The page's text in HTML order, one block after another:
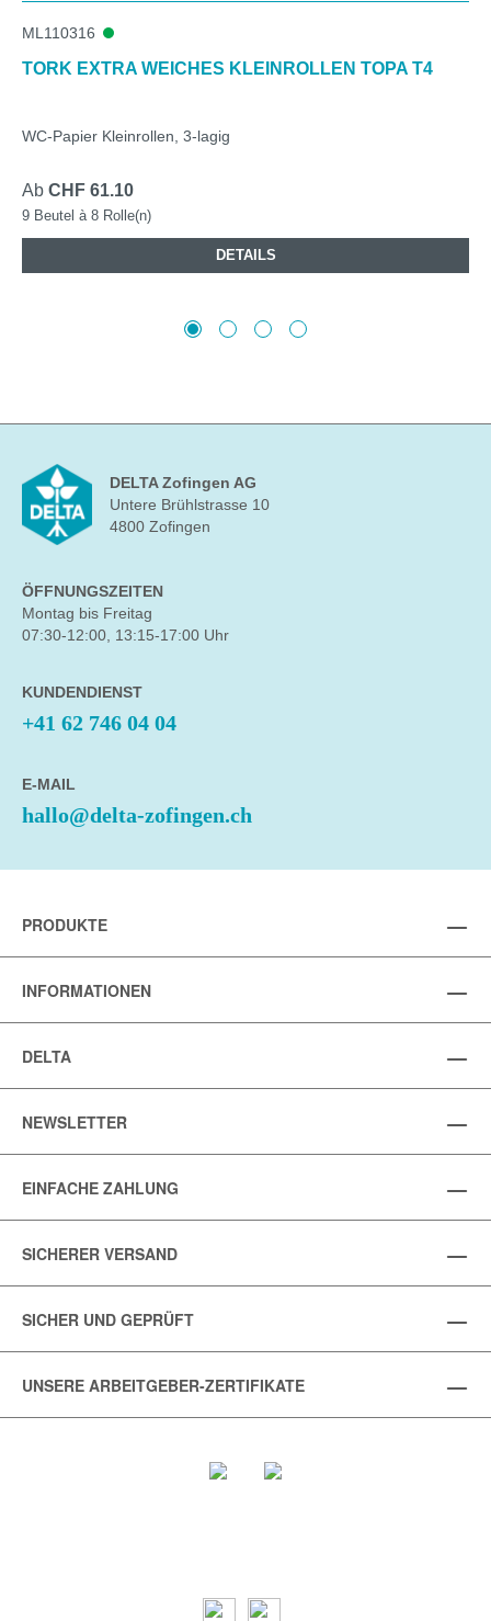
ML110316
TORK EXTRA WEICHES KLEINROLLEN TOPA T4
WC-Papier Kleinrollen, 3-lagig
Ab CHF 61.10
9 Beutel à 8 Rolle(n)
DETAILS
DELTA Zofingen AG
Untere Brühlstrasse 10
4800 Zofingen
ÖFFNUNGSZEITEN
Montag bis Freitag
07:30-12:00, 13:15-17:00 Uhr
KUNDENDIENST
+41 62 746 04 04
E-MAIL
hallo@delta-zofingen.ch
PRODUKTE
INFORMATIONEN
DELTA
NEWSLETTER
EINFACHE ZAHLUNG
SICHERER VERSAND
SICHER UND GEPRÜFT
UNSERE ARBEITGEBER-ZERTIFIKATE